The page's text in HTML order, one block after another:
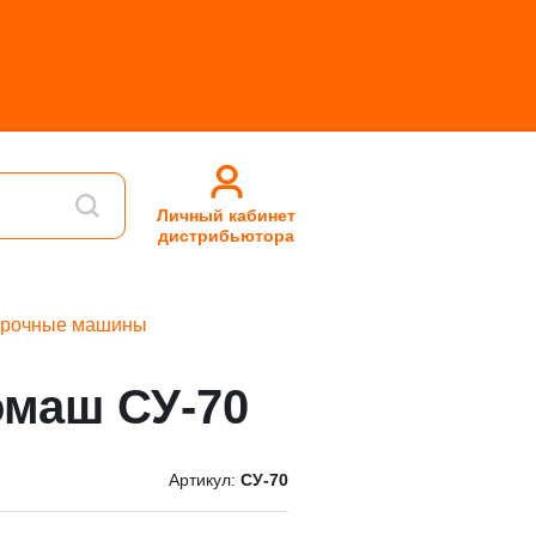
Личный кабинет
дистрибьютора
машины
СУ-70
Артикул: СУ-70